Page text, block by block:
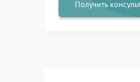
Получить